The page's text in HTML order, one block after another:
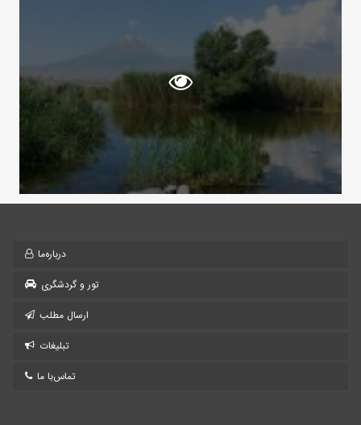
درباره‌ما
تور و گردشگری
ارسال مطلب
تبلیغات
تماس‌با ما